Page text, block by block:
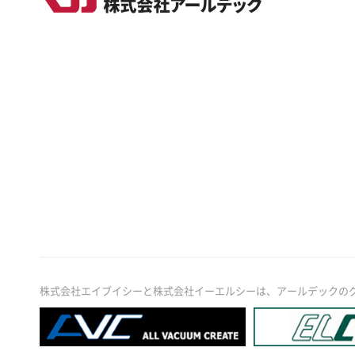
株式会社エイブイシーと株式会社イーエルシーは、アールデックの